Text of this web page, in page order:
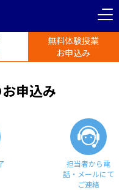
無料体験授業
お申込み
申込み
担当者から電
話・メールにて
ご連絡